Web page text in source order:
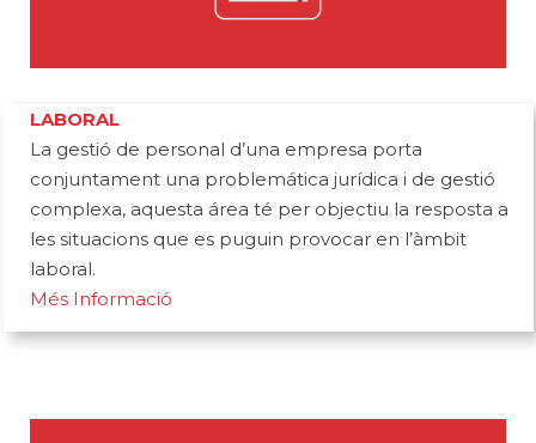
LABORAL
La gestió de personal d’una empresa porta
conjuntament una problemática jurídica i de gestió
complexa, aquesta área té per objectiu la resposta a
les situacions que es puguin provocar en l’àmbit
laboral.
Més Informació